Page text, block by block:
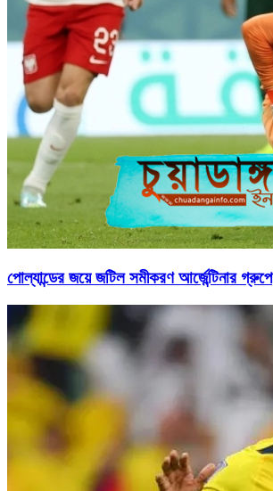
পোল্যান্ডের জয়ে জটিল সমীকরণ আর্জেন্টিনার গ্রুপে